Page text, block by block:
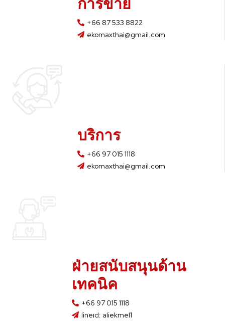
+66 87 533 8822
ekomaxthai@gmail.com
บริการ
+66 97 015 1118
ekomaxthai@gmail.com
ฝ่ายสนับสนุนด้าน
เทคนิค
+66 97 015 1118
lineıd: aliekmel1